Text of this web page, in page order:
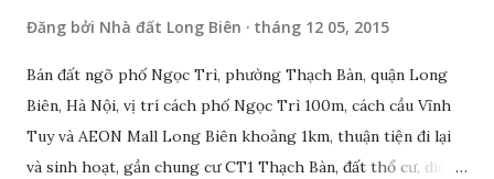
Đăng bởi Nhà đất Long Biên tháng 12 05, 2015
Bán đất ngõ phố Ngọc Trì, phường Thạch Bàn, quận Long
Biên, Hà Nội, vị trí cách phố Ngọc Trì 100m, cách cầu Vĩnh
Tuy và AEON Mall Long Biên khoảng 1km, thuận tiện đi lại
và sinh hoạt, gần chung cư CT1 Thạch Bàn, đất thổ cư, diện